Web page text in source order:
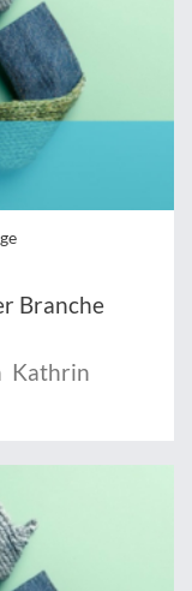
Branche
Kathrin